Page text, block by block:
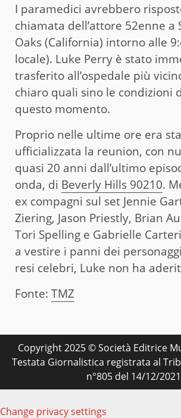
I paramedici avrebbero
chiamata dell’attore 52enne a
Oaks (California) intorno alle
locale). Luke Perry è stato
trasferito all’ospedale più
chiaro quali sino le condizioni
questo momento.
Proprio nelle ultime ore era
ufficializzata la reunion, con
quasi 20 anni dall’ultimo
onda, di Beverly Hills 90210.
ex compagni sul set Jennie
Ziering, Jason Priestly, Brian
Tori Spelling e Gabrielle
a vestire i panni dei
resi celebri, Luke non ha
Fonte: TMZ
Copyright 2025 © Società Editrice
Testata Giornalistica registrata al
n°805 del 14/12/2021
Change privacy settings